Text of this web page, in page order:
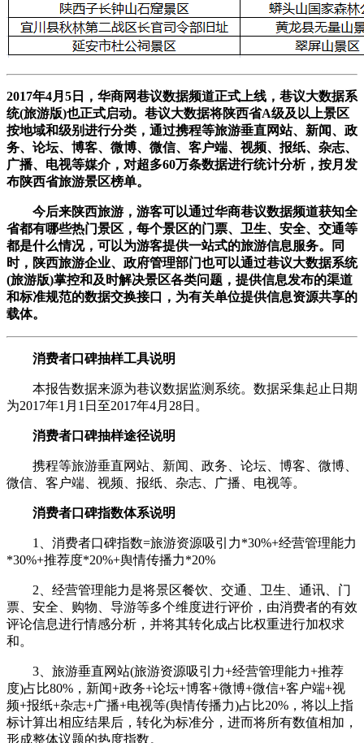
2017年4月5日，华商网巷议数据频道正式上线，巷议大数据系
统(旅游版)也正式启动。巷议大数据将陕西省A级及以上景区
按地域和级别进行分类，通过携程等旅游垂直网站、新闻、政
务、论坛、博客、微博、微信、客户端、视频、报纸、杂志、
广播、电视等媒介，对超多60万条数据进行统计分析，按月发
布陕西省旅游景区榜单。
今后来陕西旅游，游客可以通过华商巷议数据频道获知全
省都有哪些热门景区，每个景区的门票、卫生、安全、交通等
都是什么情况，可以为游客提供一站式的旅游信息服务。同
时，陕西旅游企业、政府管理部门也可以通过巷议大数据系统
(旅游版)掌控和及时解决景区各类问题，提供信息发布的渠道
和标准规范的数据交换接口，为有关单位提供信息资源共享的
载体。
消费者口碑抽样工具说明
本报告数据来源为巷议数据监测系统。数据采集起止日期
为2017年1月1日至2017年4月28日。
消费者口碑抽样途径说明
携程等旅游垂直网站、新闻、政务、论坛、博客、微博、
微信、客户端、视频、报纸、杂志、广播、电视等。
消费者口碑指数体系说明
1、消费者口碑指数=旅游资源吸引力*30%+经营管理能力
*30%+推荐度*20%+舆情传播力*20%
2、经营管理能力是将景区餐饮、交通、卫生、通讯、门
票、安全、购物、导游等多个维度进行评价，由消费者的有效
评论信息进行情感分析，并将其转化成占比权重进行加权求
和。
3、旅游垂直网站(旅游资源吸引力+经营管理能力+推荐
度)占比80%，新闻+政务+论坛+博客+微博+微信+客户端+视
频+报纸+杂志+广播+电视等(舆情传播力)占比20%，将以上指
标计算出相应结果后，转化为标准分，进而将所有数值相加，
形成整体议题的热度指数。